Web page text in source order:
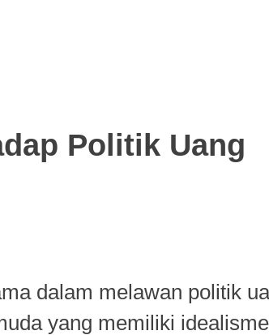
Politik Uang
dalam melawan politik
yang memiliki